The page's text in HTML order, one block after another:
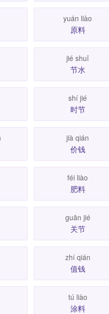
yuán liào
原料
jié shuǐ
节水
shí jié
时节
jià qián
价钱
féi liào
肥料
guān jié
关节
zhí qián
值钱
tú liào
涂料